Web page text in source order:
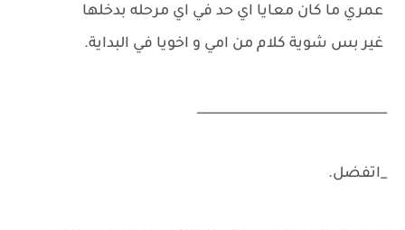
عمري ما كان معايا اي حد في اي مرحله بدخلها
غير بس شوية كلام من امي و اخويا في البداية.
______________________________
_اتفضل.